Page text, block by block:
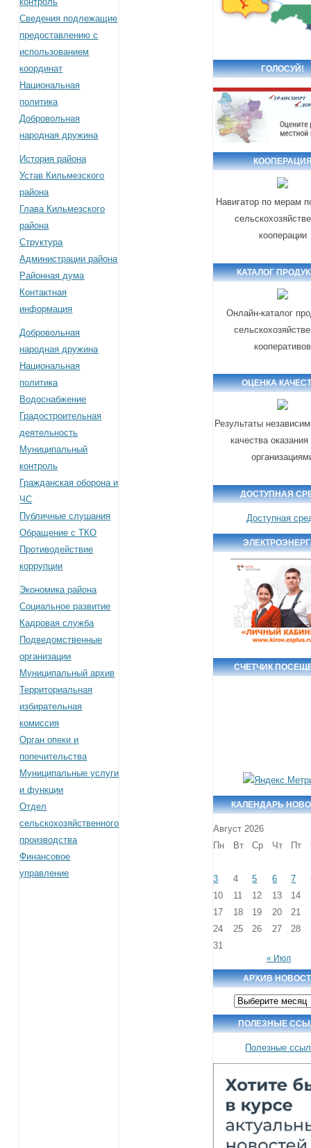
Сведения подлежащие
предоставлению с
использованием
координат
Национальная
политика
Добровольная
народная дружина
История района
Устав Кильмезского
района
Глава Кильмезского
района
Структура
Администрации района
Районная дума
Контактная
информация
Добровольная
народная дружина
Национальная
политика
Водоснабжение
Градостроительная
деятельность
Муниципальный
контроль
Гражданская оборона и
ЧС
Публичные слушания
Обращение с ТКО
Противодействие
коррупции
Экономика района
Социальное развитие
Кадровая служба
Подведомственные
организации
Муниципальный архив
Территориальная
избирательная
комиссия
Орган опеки и
попечительства
Муниципальные услуги
и функции
Отдел
сельскохозяйственного
производства
Финансовое
управление
ГОЛОСУЙ!
Навигатор по мерам
кооперации
КАТАЛОГ
Онлайн-каталог
кооперативов
ОЦЕНКА
Результаты
качества оказания
ДОСТУПНАЯ
Доступная
СЧЕТЧИК
КАЛЕНДАРЬ
Август 2026
Пн
Вт Ср Чт Пт
3
4 5 6 7
10
11 12 13 14
17
18 19 20 21
24
25 26 27 28
31
« Июл
АРХИВ
Архив
новостей
ПОЛЕЗНЫЕ
Полезные